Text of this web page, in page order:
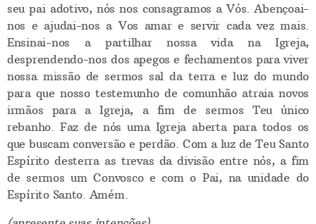
seu pai adotivo, nós nos consagramos a Vós. Abençoai-
nos e ajudai-nos a Vos amar e servir cada vez mais.
Ensinai-nos a partilhar nossa vida na Igreja,
desprendendo-nos dos apegos e fechamentos para viver
nossa missão de sermos sal da terra e luz do mundo
para que nosso testemunho de comunhão atraia novos
irmãos para a Igreja, a fim de sermos Teu único
rebanho. Faz de nós uma Igreja aberta para todos os
que buscam conversão e perdão. Com a luz de Teu Santo
Espírito desterra as trevas da divisão entre nós, a fim
de sermos um Convosco e com o Pai, na unidade do
Espírito Santo. Amém.